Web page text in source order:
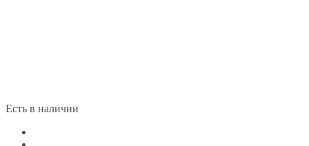
Есть в наличии